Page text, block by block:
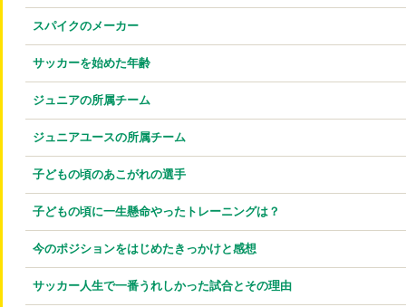
スパイクのメーカー
サッカーを始めた年齢
ジュニアの所属チーム
ジュニアユースの所属チーム
子どもの頃のあこがれの選手
子どもの頃に一生懸命やったトレーニングは？
今のポジションをはじめたきっかけと感想
サッカー人生で一番うれしかった試合とその理由